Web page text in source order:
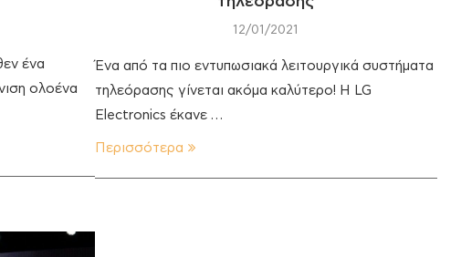
ένα
ολοένα
12/01/2021
Ένα από τα πιο εντυπωσιακά λειτουργικά συστήματα
τηλεόρασης γίνεται ακόμα καλύτερο! H LG
Electronics έκανε …
Περισσότερα